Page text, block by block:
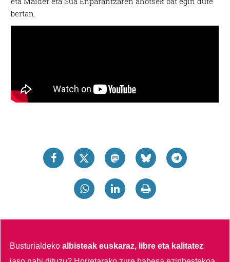
bertan.
Busturialdekoalbisteak euskaraz, libre eta kalitatez